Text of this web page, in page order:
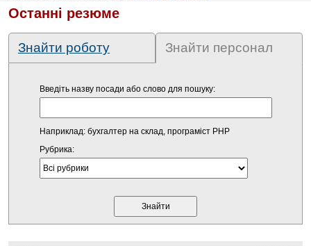
Останні резюме
Знайти роботу Знайти персонал
Введіть назву посади або слово для пошуку:
Наприклад: бухгалтер на склад, програміст PHP
Рубрика: